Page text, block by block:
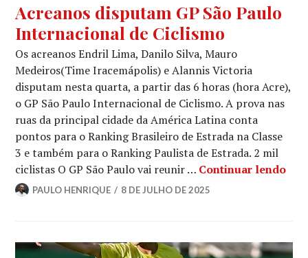
Acreanos disputam GP São Paulo
Internacional de Ciclismo
Os acreanos Endril Lima, Danilo Silva, Mauro
Medeiros(Time Iracemápolis) e Alannis Victoria
disputam nesta quarta, a partir das 6 horas (hora Acre),
o GP São Paulo Internacional de Ciclismo. A prova nas
ruas da principal cidade da América Latina conta
pontos para o Ranking Brasileiro de Estrada na Classe
3 e também para o Ranking Paulista de Estrada. 2 mil
ciclistas O GP São Paulo vai reunir … Continuar lendo
PAULO HENRIQUE 8 DE JULHO DE 2025